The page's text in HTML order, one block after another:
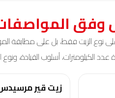
وفق
نوع الزيت فقط، بل على مطابقة
الكيلومترات، أسلوب القيادة، ونوع
زيت قير